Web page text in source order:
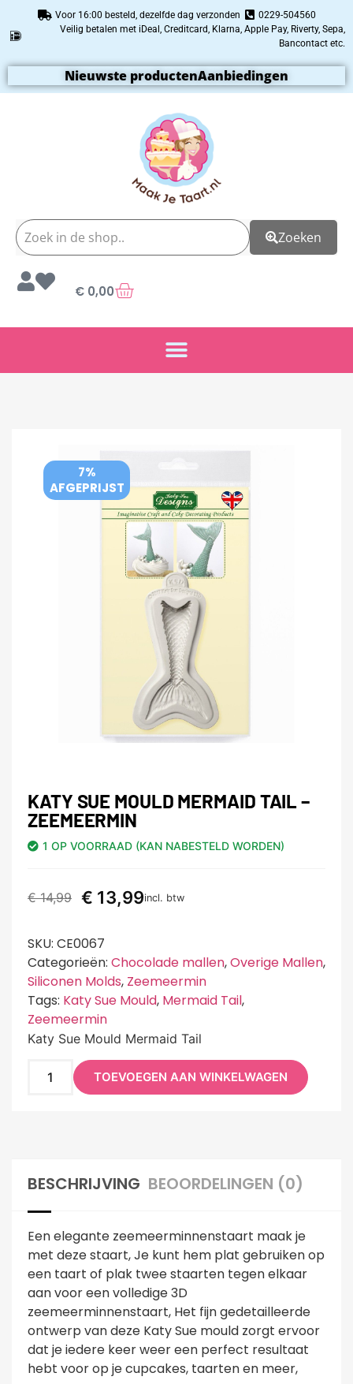
Voor 16:00 besteld, dezelfde dag verzonden
0229-504560
Veilig betalen met iDeal, Creditcard, Klarna, Apple Pay, Riverty, Sepa,
Bancontact etc.
Nieuwste productenAanbiedingen
Zoeken
€ 0,00
7%
AFGEPRIJST
KATY SUE MOULD MERMAID TAIL –
ZEEMEERMIN
1 OP VOORRAAD (KAN NABESTELD WORDEN)
€14,99 € 13,99incl. btw
SKU: CE0067
Categorieën: Chocolade mallen,Overige Mallen,
Siliconen Molds, Zeemeermin
Tags: Katy Sue Mould, Mermaid Tail,
Zeemeermin
Katy Sue Mould Mermaid Tail
TOEVOEGEN AAN WINKELWAGEN
BESCHRIJVING BEOORDELINGEN (0)
Een elegante zeemeerminnenstaart maak je
met deze staart, Je kunt hem plat gebruiken op
een taart of plak twee staarten tegen elkaar
aan voor een volledige 3D
zeemeerminnenstaart, Het fijn gedetailleerde
ontwerp van deze Katy Sue mould zorgt ervoor
dat je iedere keer weer een perfect resultaat
hebt voor op je cupcakes, taarten en meer,